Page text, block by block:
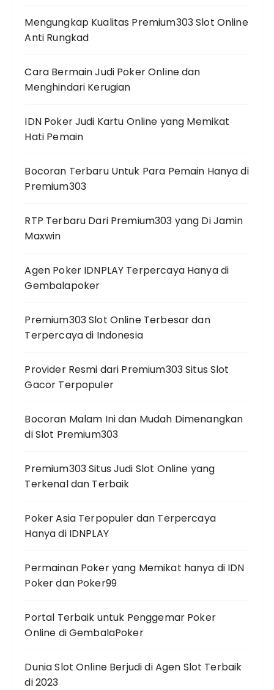
Mengungkap Kualitas Premium303 Slot Online
Anti Rungkad
Cara Bermain Judi Poker Online dan
Menghindari Kerugian
IDN Poker Judi Kartu Online yang Memikat
Hati Pemain
Bocoran Terbaru Untuk Para Pemain Hanya di
Premium303
RTP Terbaru Dari Premium303 yang Di Jamin
Maxwin
Agen Poker IDNPLAY Terpercaya Hanya di
Gembalapoker
Premium303 Slot Online Terbesar dan
Terpercaya di Indonesia
Provider Resmi dari Premium303 Situs Slot
Gacor Terpopuler
Bocoran Malam Ini dan Mudah Dimenangkan
di Slot Premium303
Premium303 Situs Judi Slot Online yang
Terkenal dan Terbaik
Poker Asia Terpopuler dan Terpercaya
Hanya di IDNPLAY
Permainan Poker yang Memikat hanya di IDN
Poker dan Poker99
Portal Terbaik untuk Penggemar Poker
Online di GembalaPoker
Dunia Slot Online Berjudi di Agen Slot Terbaik
di 2023